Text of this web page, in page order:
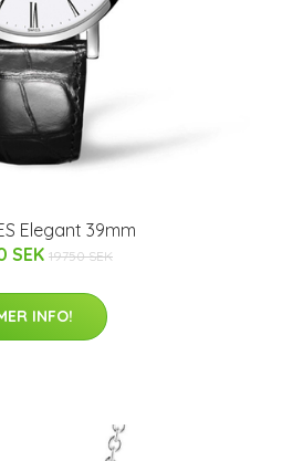
Elegant 39mm
SEK 19750 SEK
INFO!